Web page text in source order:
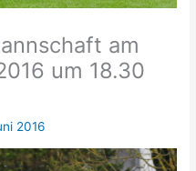
am
um 18.30
2016